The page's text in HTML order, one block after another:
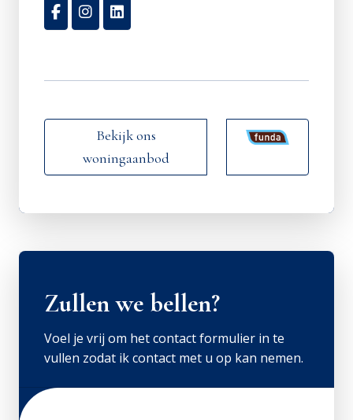
Bekijk ons
woningaanbod
Zullen we bellen?
Voel je vrij om het contact formulier in te
vullen zodat ik contact met u op kan nemen.